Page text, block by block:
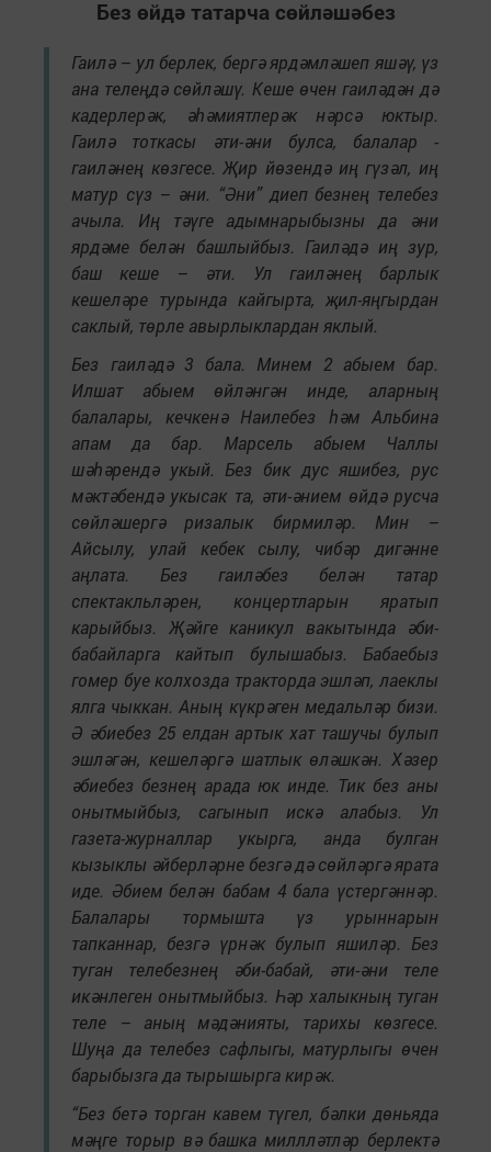
Без өйдә татарча сөйләшәбез
Гаилә – ул берлек, бергә ярдәмләшеп яшәү, үз
ана телеңдә сөйләшү. Кеше өчен гаиләдән дә
кадерлерәк, әһәмиятлерәк нәрсә юктыр.
Гаилә тоткасы әти-әни булса, балалар -
гаиләнең көзгесе. Җир йөзендә иң гүзәл, иң
матур сүз – әни. “Әни” диеп безнең телебез
ачыла. Иң тәүге адымнарыбызны да әни
ярдәме белән башлыйбыз. Гаиләдә иң зур,
баш кеше – әти. Ул гаиләнең барлык
кешеләре турында кайгырта, җил-яңгырдан
саклый, төрле авырлыклардан яклый.
Без гаиләдә 3 бала. Минем 2 абыем бар.
Илшат абыем өйләнгән инде, аларның
балалары, кечкенә Наилебез һәм Альбина
апам да бар. Марсель абыем Чаллы
шәһәрендә укый. Без бик дус яшибез, рус
мәктәбендә укысак та, әти-әнием өйдә русча
сөйләшергә ризалык бирмиләр. Мин –
Айсылу, улай кебек сылу, чибәр дигәнне
аңлата. Без гаиләбез белән татар
спектакльләрен, концертларын яратып
карыйбыз. Җәйге каникул вакытында әби-
бабайларга кайтып булышабыз. Бабаебыз
гомер буе колхозда тракторда эшләп, лаеклы
ялга чыккан. Аның күкрәген медальләр бизи.
Ә әбиебез 25 елдан артык хат ташучы булып
эшләгән, кешеләргә шатлык өләшкән. Хәзер
әбиебез безнең арада юк инде. Тик без аны
онытмыйбыз, сагынып искә алабыз. Ул
газета-журналлар укырга, анда булган
кызыклы әйберләрне безгә дә сөйләргә ярата
иде. Әбием белән бабам 4 бала үстергәннәр.
Балалары тормышта үз урыннарын
тапканнар, безгә үрнәк булып яшиләр. Без
туган телебезнең әби-бабай, әти-әни теле
икәнлеген онытмыйбыз. Һәр халыкның туган
теле – аның мәдәнияты, тарихы көзгесе.
Шуңа да телебез сафлыгы, матурлыгы өчен
барыбызга да тырышырга кирәк.
“Без бетә торган кавем түгел, бәлки дөньяда
мәңге торыр вә башка миллләтләр берлектә